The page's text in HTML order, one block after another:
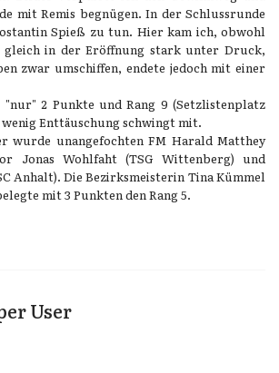
mit Remis begnügen. In der Schlussrunde
Spieß zu tun. Hier kam ich, obwohl
gleich in der Eröffnung stark unter Druck,
zwar umschiffen, endete jedoch mit einer
"nur" 2 Punkte und Rang 9 (Setzlistenplatz
Enttäuschung schwingt mit.
wurde unangefochten FM Harald Matthey
Jonas Wohlfaht (TSG Wittenberg) und
Anhalt). Die Bezirksmeisterin Tina Kümmel
mit 3 Punkten den Rang 5.
User